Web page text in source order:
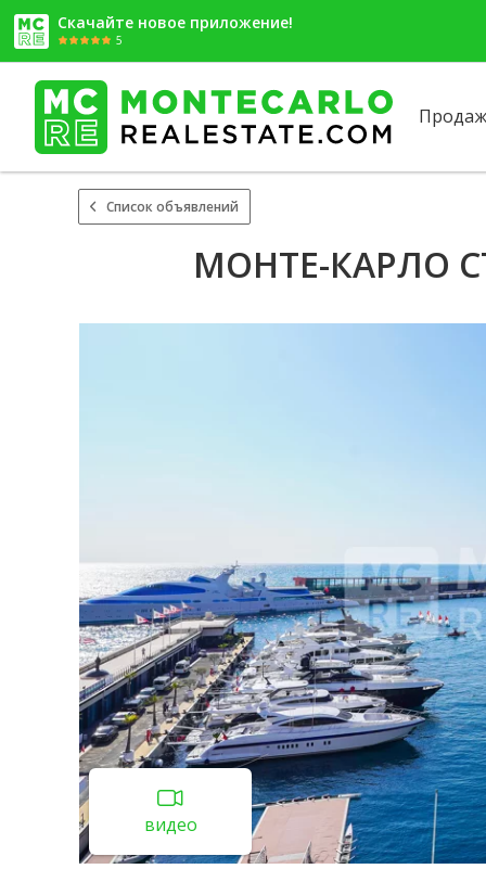
Скачайте новое приложение!
5
Список объявлений
МОНТЕ-КАРЛО
видео